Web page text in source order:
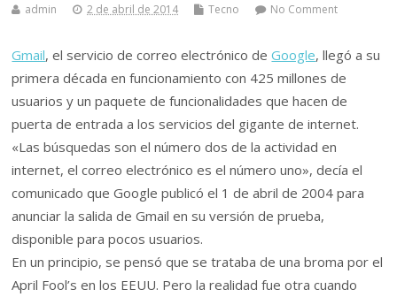
admin 2 de abril de 2014 Tecno No Comment
Gmail, el servicio de correo electrónico deGoogle, llegó a su
primera década en funcionamiento con 425 millones de
usuarios y un paquete de funcionalidades que hacen de
puerta de entrada a los servicios del gigante de internet.
«Las búsquedas son el número dos de la actividad en
internet, el correo electrónico es el número uno», decía el
comunicado que Google publicó el 1 de abril de 2004 para
anunciar la salida de Gmail en su versión de prueba,
disponible para pocos usuarios.
En un principio, se pensó que se trataba de una broma por el
April Fool’s en los EEUU. Pero la realidad fue otra cuando